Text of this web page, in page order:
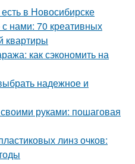
в Новосибирске
нами: 70 креативных
квартиры
как сэкономить на
надежное и
руками: пошаговая
линз очков: